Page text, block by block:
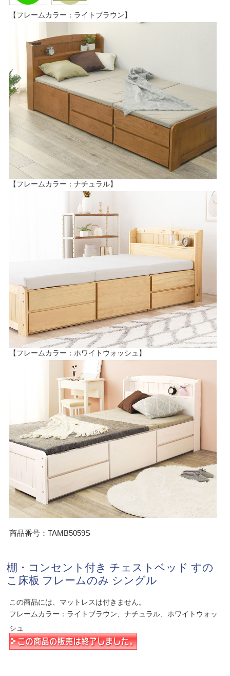
【フレームカラー：ライトブラウン】
【フレームカラー：ナチュラル】
【フレームカラー：ホワイトウォッシュ】
商品番号：TAMB5059S
棚・コンセント付き チェストベッド すの
こ床板 フレームのみ シングル
この商品には、マットレスは付きません。
フレームカラー：ライトブラウン、ナチュラル、ホワイトウォッ
シュ